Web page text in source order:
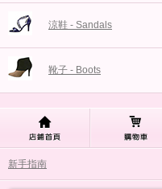
涼鞋 - Sandals
靴子 - Boots
新手指南